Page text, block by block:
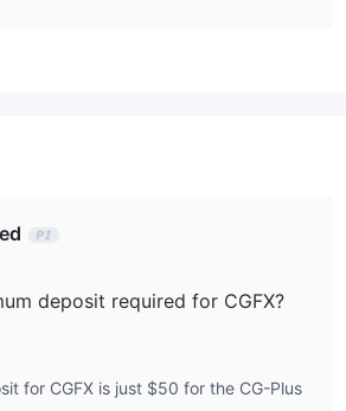
ay limitado sa
nagdudulot hindi lamang ng malalaking
malalaking pagkalugi.
ng CGFX ay nag-iiba depende sa
deposit required for CGFX?
for CGFX is just $50 for the CG-Plus